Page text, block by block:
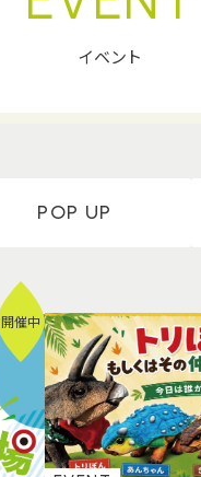
イベント
POP UP
開催中